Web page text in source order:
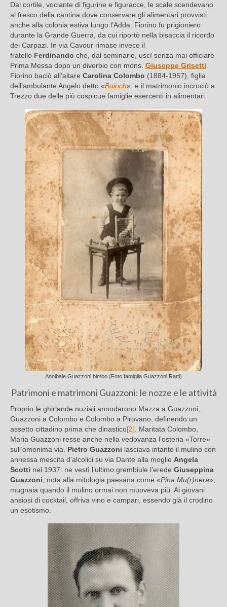
Dal cortile, vociante di figurine e figuracce, le scale scendevano
al fresco della cantina dove conservare gli alimentari provvisti
anche alla colonia estiva lungo l’Adda. Fiorino fu prigioniero
durante la Grande Guerra, da cui riportò nella bisaccia il ricordo
dei Carpazi. In via Cavour rimase invece il
fratello Ferdinando che, dal seminario, uscì senza mai officiare
Prima Messa dopo un diverbio con mons. Giuseppe Grisetti.
Fiorino baciò all’altare Carolina Colombo (1884-1957), figlia
dell’ambulante Angelo detto «Buioch»: e il matrimonio incrociò a
Trezzo due delle più cospicue famiglie esercenti in alimentari.
Annibale Guazzoni bimbo (Foto famiglia Guazzoni Ratti)
Patrimoni e matrimoni Guazzoni: le nozze e le attività
Proprio le ghirlande nuziali annodarono Mazza a Guazzoni,
Guazzoni a Colombo e Colombo a Pirovano, definendo un
assetto cittadino prima che dinastico[2]. Maritata Colombo,
Maria Guazzoni resse anche nella vedovanza l’osteria «Torre»
sull’omonima via. Pietro Guazzoni lasciava intanto il mulino con
annessa mescita d’alcolici su via Dante alla moglie Angela
Scotti nel 1937: ne vestì l’ultimo grembiule l’erede Giuseppina
Guazzoni, nota alla mitologia paesana come «Pina Mu(r)nera»;
mugnaia quando il mulino ormai non muoveva più. Ai giovani
ansiosi di cocktail, offriva vino e campari, essendo già il crodino
un esotismo.